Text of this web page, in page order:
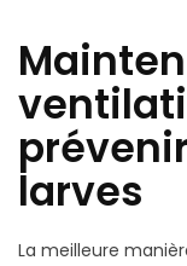
larves
La meilleure